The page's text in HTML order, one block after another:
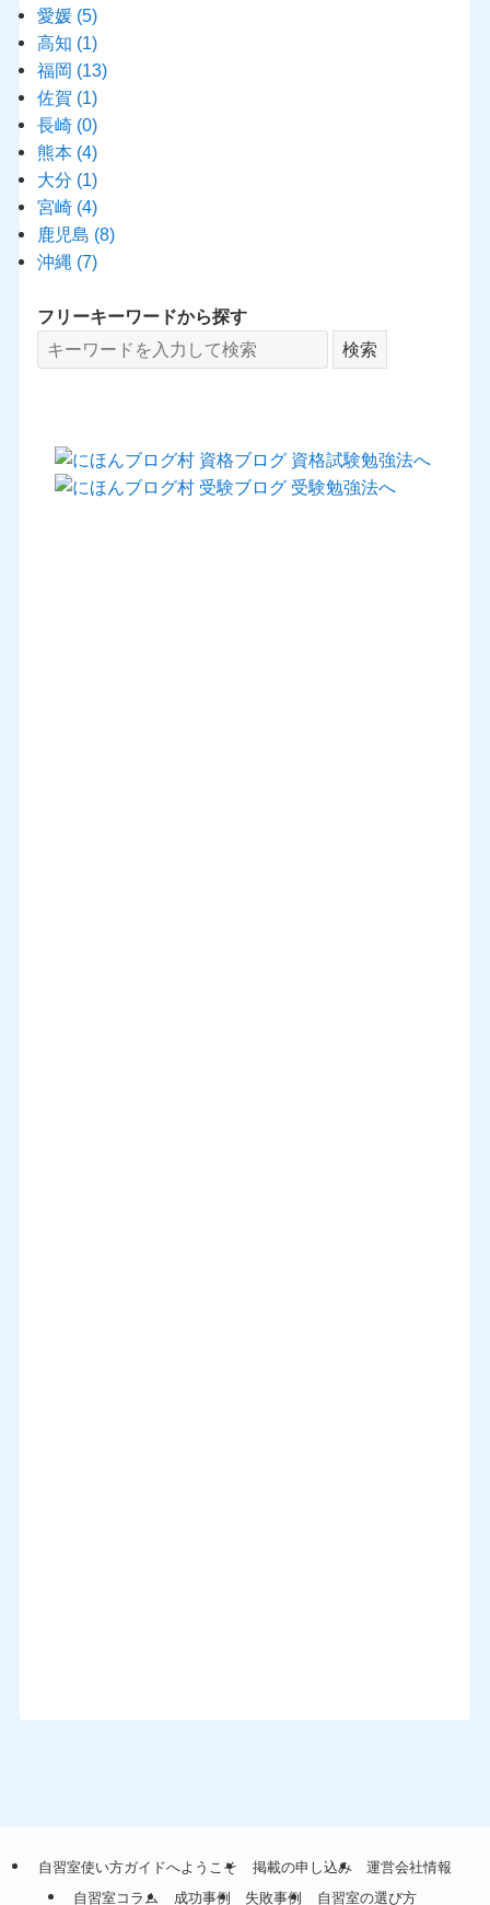
愛媛 (5)
高知 (1)
福岡 (13)
佐賀 (1)
長崎 (0)
熊本 (4)
大分 (1)
宮崎 (4)
鹿児島 (8)
沖縄 (7)
フリーキーワードから探す
自習室使い方ガイドへようこそ 掲載の申し込み
運営会社情報
自習室コラム
成功事例 失敗事例 自習室の選び方